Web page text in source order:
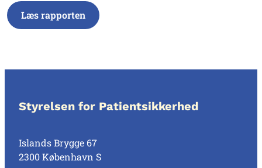
Læs rapporten
Styrelsen for Patientsikkerhed
Islands Brygge 67
2300 København S